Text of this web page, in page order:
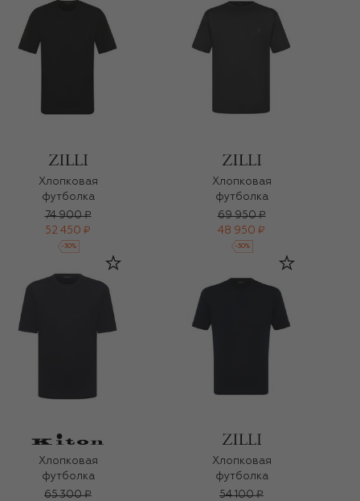
Хлопковая
футболка
74 900 ₽
52 450 ₽
-30%
Хлопковая
футболка
69 950 ₽
48 950 ₽
-30%
Хлопковая
футболка
65 300 ₽
Хлопковая
футболка
54 100 ₽